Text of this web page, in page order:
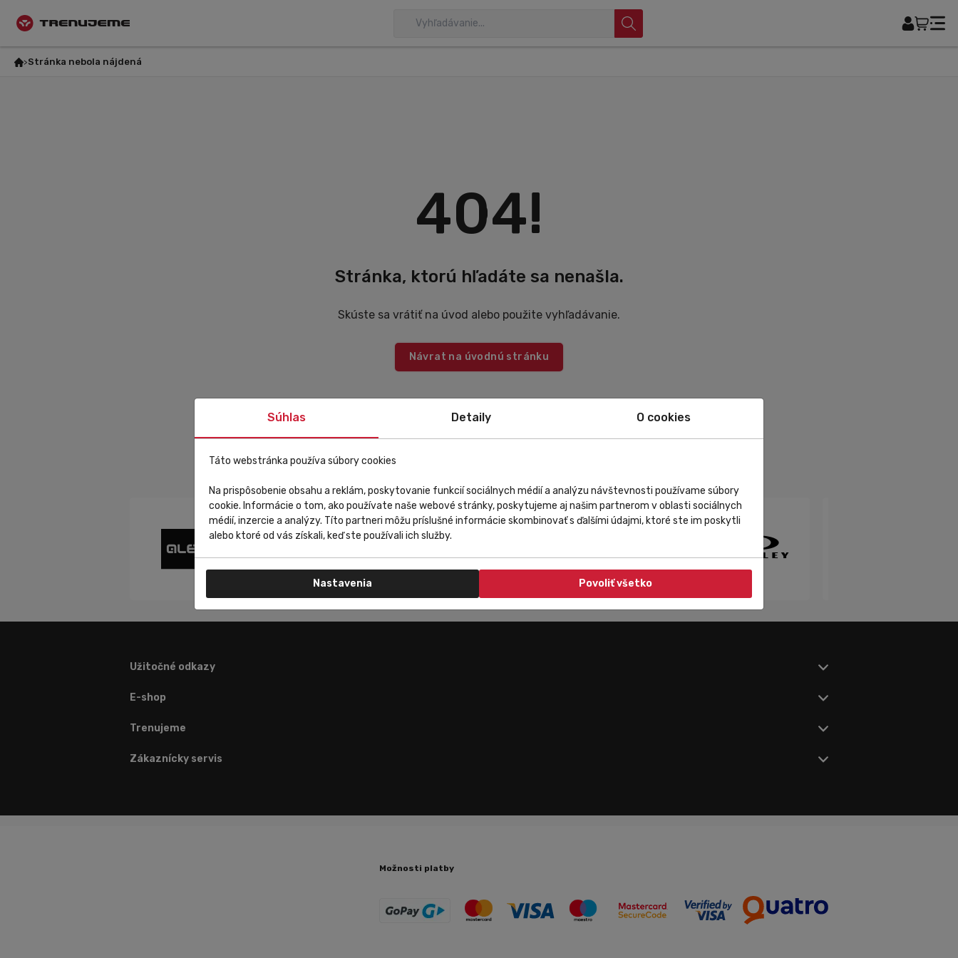
Stránka nebola nájdená
404!
Stránka, ktorú hľadáte sa nenašla.
Skúste sa vrátiť na úvod alebo použite vyhľadávanie.
Návrat na úvodnú stránku
Užitočné odkazy
E-shop
Trenujeme
Zákaznícky servis
Možnosti platby
Súhlas Detaily O cookies
Táto webstránka používa súbory cookies
Na prispôsobenie obsahu a reklám, poskytovanie funkcií sociálnych médií a analýzu návštevnosti používame súbory
cookie. Informácie o tom, ako používate naše webové stránky, poskytujeme aj našim partnerom v oblasti sociálnych
médií, inzercie a analýzy. Títo partneri môžu príslušné informácie skombinovať s ďalšími údajmi, ktoré ste im poskytli
alebo ktoré od vás získali, keď ste používali ich služby.
Nastavenia Povoliť všetko